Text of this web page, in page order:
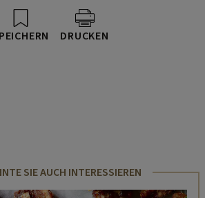
DRUCKEN
SIE AUCH INTERESSIEREN